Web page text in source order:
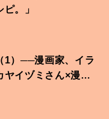
。」
1）──漫画家、イラ
ヤイヅミさん×漫画